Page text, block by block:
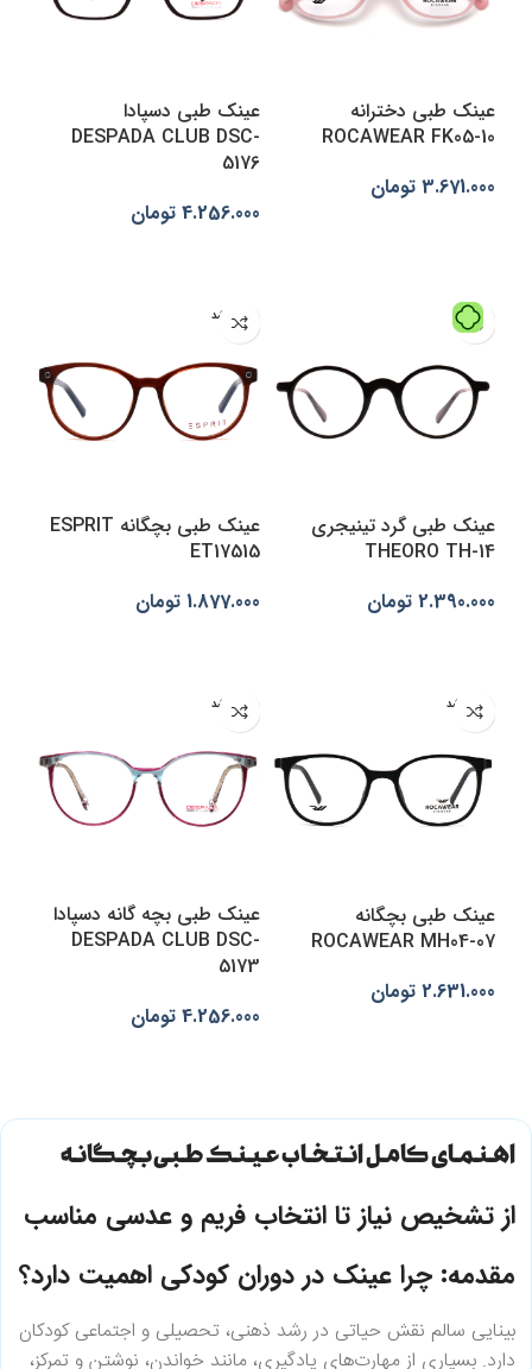
عینک طبی دخترانه
ROCAWEAR FK05-10
3.671.000 تومان
عینک طبی دسپادا
DESPADA CLUB DSC-
5176
4.256.000 تومان
عینک طبی گرد تینیجری
THEORO TH-14
2.390.000 تومان
تمام شد
ه
عینک طبی بچگانه ESPRIT
ET17515
1.877.000 تومان
تمام شد
ه
عینک طبی بچگانه
ROCAWEAR MH04-07
2.631.000 تومان
تمام شد
ه
عینک طبی بچه گانه دسپادا
DESPADA CLUB DSC-
5173
4.256.000 تومان
اهنمای کامل انتخاب عینک طبی بچگانه
از تشخیص نیاز تا انتخاب فریم و عدسی مناسب
مقدمه: چرا عینک در دوران کودکی اهمیت دارد؟
بینایی سالم نقش حیاتی در رشد ذهنی، تحصیلی و اجتماعی کودکان
دارد. بسیاری از مهارت‌های یادگیری، مانند خواندن، نوشتن و تمرکز،